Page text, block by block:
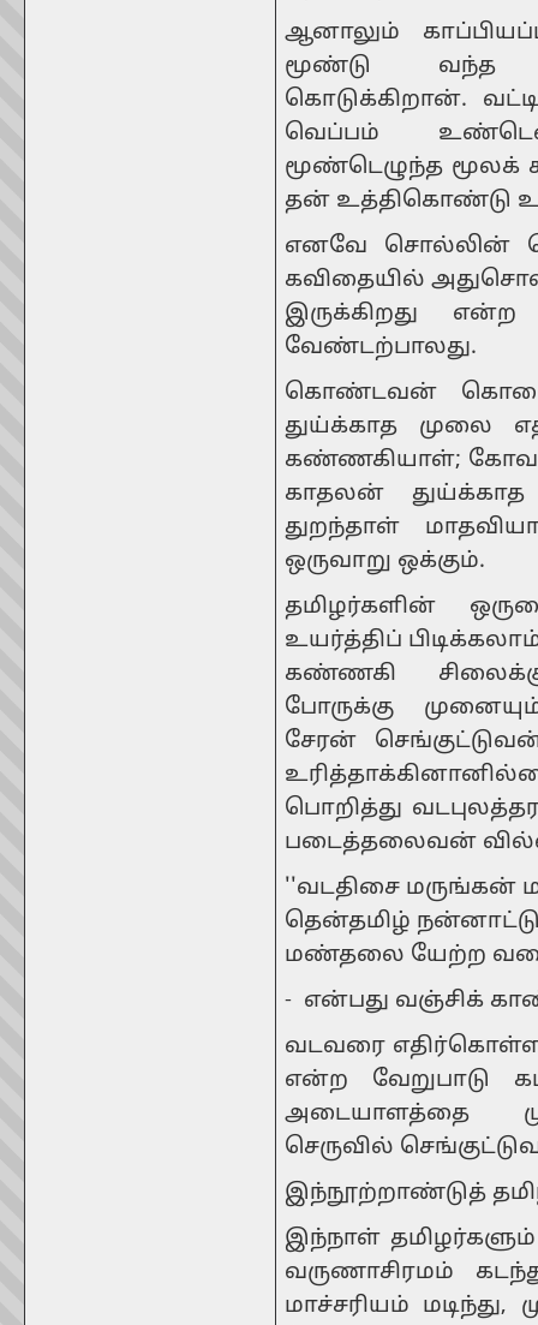
ஆனாலும்
மூண்டு வந்த
கொடுக்கிறான்.
வெப்பம்
மூண்டெழுந்த
தன் உத்திகொண்டு
எனவே சொல்லின்
கவிதையில்
இருக்கிறது
வேண்டற்பாலது.
கொண்டவன்
துய்க்காத முலை
கண்ணகியாள்;
காதலன்
துறந்தாள்
ஒருவாறு ஒக்கும்.
தமிழர்களின்
உயர்த்திப்
கண்ணகி
போருக்கு
சேரன்
பொறித்து
படைத்தலைவன்
''வடதிசை
தென்தமிழ்
மண்தலை யேற்ற
- என்பது வஞ்சிக்
வடவரை
என்ற வேறுபாடு
அடையாளத்தை
செருவில்
இந்நூற்றாண்டுத்
இந்நாள்
வருணாசிரமம்
மாச்சரியம்